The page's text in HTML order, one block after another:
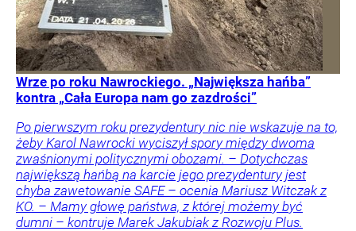
Wrze po roku Nawrockiego. „Największa hańba”
kontra „Cała Europa nam go zazdrości”
Po pierwszym roku prezydentury nic nie wskazuje na to,
żeby Karol Nawrocki wyciszył spory między dwoma
zwaśnionymi politycznymi obozami. – Dotychczas
największą hańbą na karcie jego prezydentury jest
chyba zawetowanie SAFE – ocenia Mariusz Witczak z
KO. – Mamy głowę państwa, z której możemy być
dumni – kontruje Marek Jakubiak z Rozwoju Plus.